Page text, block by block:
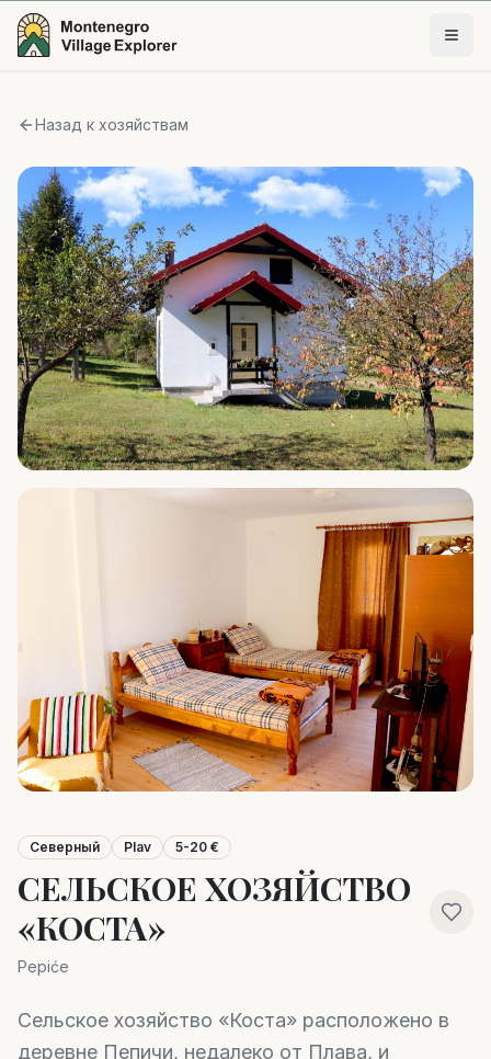
Назад к хозяйствам
Северный Plav 5-20 €
СЕЛЬСКОЕ ХОЗЯЙСТВО
«КОСТА»
Pepiće
Сельское хозяйство «Коста» расположено в
деревне Пепичи, недалеко от Плава, и